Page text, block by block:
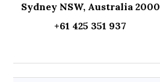
Sydney NSW, Australia 2000
+61 425 351 937